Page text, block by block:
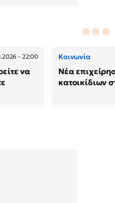
- 22:00
να
Κοινωνία
Νέα
κατοικίδιων